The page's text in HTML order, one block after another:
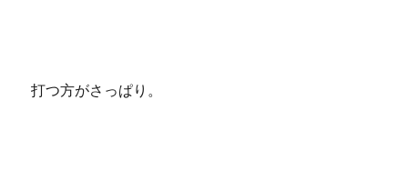
打つ方がさっぱり。